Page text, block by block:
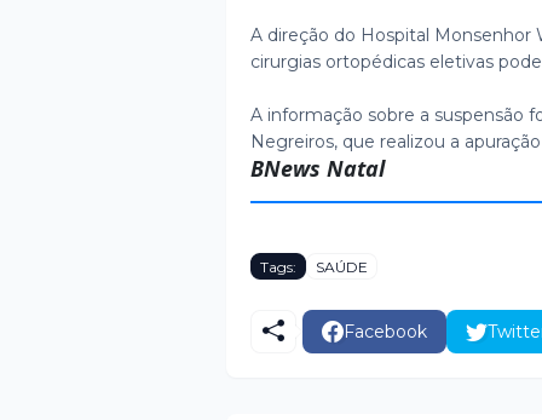
A direção do Hospital
cirurgias ortopédicas eletivas
A informação sobre a suspensão
Negreiros, que realizou a
BNews Natal
Tags: SAÚDE
Facebook